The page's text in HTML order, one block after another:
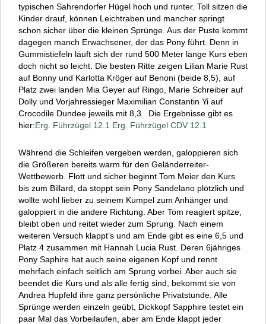
typischen Sahrendorfer Hügel hoch und runter. Toll sitzen die
Kinder drauf, können Leichtraben und mancher springt
schon sicher über die kleinen Sprünge. Aus der Puste kommt
dagegen manch Erwachsener, der das Pony führt. Denn in
Gummistiefeln läuft sich der rund 500 Meter lange Kurs eben
doch nicht so leicht. Die besten Ritte zeigen Lilian Marie Rust
auf Bonny und Karlotta Kröger auf Benoni (beide 8,5), auf
Platz zwei landen Mia Geyer auf Ringo, Marie Schreiber auf
Dolly und Vorjahressieger Maximilian Constantin Yi auf
Crocodile Dundee jeweils mit 8,3. Die Ergebnisse gibt es
hier:Erg. Führzügel 12.1 Erg. Führzügel CDV 12.1
Während die Schleifen vergeben werden, galoppieren sich
die Größeren bereits warm für den Geländerreiter-
Wettbewerb. Flott und sicher beginnt Tom Meier den Kurs
bis zum Billard, da stoppt sein Pony Sandelano plötzlich und
wollte wohl lieber zu seinem Kumpel zum Anhänger und
galoppiert in die andere Richtung. Aber Tom reagiert spitze,
bleibt oben und reitet wieder zum Sprung. Nach einem
weiteren Versuch klappt’s und am Ende gibt es eine 6,5 und
Platz 4 zusammen mit Hannah Lucia Rust. Deren 6jähriges
Pony Saphire hat auch seine eigenen Kopf und rennt
mehrfach einfach seitlich am Sprung vorbei. Aber auch sie
beendet die Kurs und als alle fertig sind, bekommt sie von
Andrea Hupfeld ihre ganz persönliche Privatstunde. Alle
Sprünge werden einzeln geübt, Dickkopf Sapphire testet ein
paar Mal das Vorbeilaufen, aber am Ende klappt jeder